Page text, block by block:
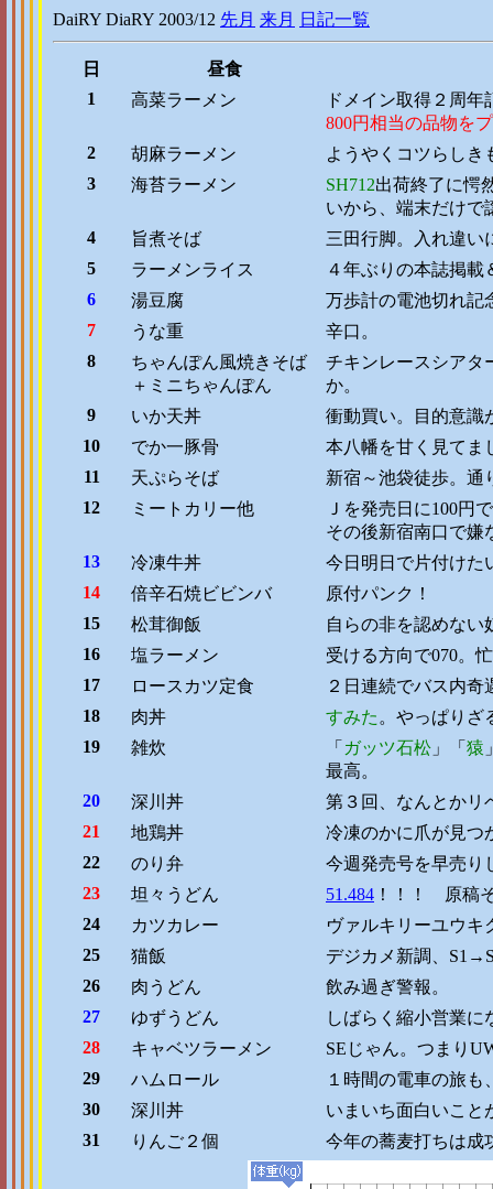
DaiRY DiaRY 2003/12 先月 来月 日記一覧
日
昼食
1
高菜ラーメン
ドメイン取得２周年
800円相当の品物を
2
胡麻ラーメン
ようやくコツらしき
3
海苔ラーメン SH712出荷終了に愕
いから、端末だけで
4
旨煮そば
三田行脚。入れ違い
5
ラーメンライス
４年ぶりの本誌掲
6
湯豆腐
万歩計の電池切れ記
7
うな重
辛口。
8
ちゃんぽん風焼きそば
＋ミニちゃんぽん
チキンレースシアタ
か。
9
いか天丼
衝動買い。目的意識
10
でか一豚骨
本八幡を甘く見てま
11
天ぷらそば
新宿～池袋徒歩。通
12
ミートカリー他
Ｊを発売日に100円
その後新宿南口で嫌
13
冷凍牛丼
今日明日で片付けた
14
倍辛石焼ビビンバ
原付パンク！
15
松茸御飯
自らの非を認めない
16
塩ラーメン
受ける方向で070。
17
ロースカツ定食
２日連続でバス内奇
18
肉丼 すみた 。やっぱりざ
19
雑炊 「 ガッツ石松 」「 猿
最高。
20
深川丼
第３回、なんとかリ
21
地鶏丼
冷凍のかに爪が見つ
22
のり弁
今週発売号を早売り
23
坦々うどん 51.484 ！！！ 原稿
24
カツカレー
ヴァルキリーユウキ
25
猫飯
デジカメ新調、
26
肉うどん
飲み過ぎ警報。
27
ゆずうどん
しばらく縮小営業
28
キャベツラーメン
SEじゃん。つまり
29
ハムロール
１時間の電車の旅
30
深川丼
いまいち面白いこと
31
りんご２個 今年の蕎麦打ちは成